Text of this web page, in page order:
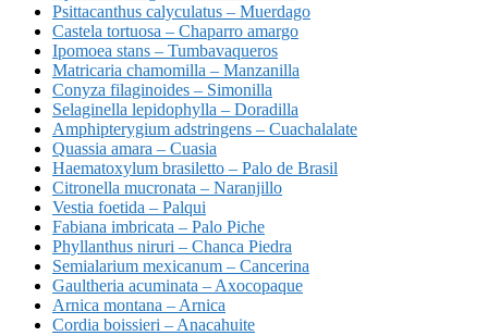
Psittacanthus calyculatus – Muerdago
Castela tortuosa – Chaparro amargo
Ipomoea stans – Tumbavaqueros
Matricaria chamomilla – Manzanilla
Conyza filaginoides – Simonilla
Selaginella lepidophylla – Doradilla
Amphipterygium adstringens – Cuachalalate
Quassia amara – Cuasia
Haematoxylum brasiletto – Palo de Brasil
Citronella mucronata – Naranjillo
Vestia foetida – Palqui
Fabiana imbricata – Palo Piche
Phyllanthus niruri – Chanca Piedra
Semialarium mexicanum – Cancerina
Gaultheria acuminata – Axocopaque
Arnica montana – Arnica
Cordia boissieri – Anacahuite